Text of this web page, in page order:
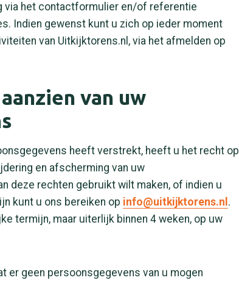
via het contactformulier en/of referentie
Indien gewenst kunt u zich op ieder moment
van Uitkijktorens.nl, via het afmelden op
van uw
heeft verstrekt, heeft u het recht op
en afscherming van uw
deze rechten gebruikt wilt maken, of indien u
kunt u ons bereiken op info@uitkijktorens.nl .
termijn, maar uiterlijk binnen 4 weken, op uw
er geen persoonsgegevens van u mogen